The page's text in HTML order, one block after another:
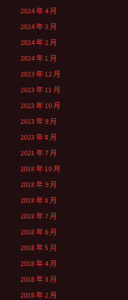
2024 年 4 月
2024 年 3 月
2024 年 2 月
2024 年 1 月
2023 年 12 月
2023 年 11 月
2023 年 10 月
2023 年 9 月
2023 年 8 月
2021 年 7 月
2018 年 10 月
2018 年 9 月
2018 年 8 月
2018 年 7 月
2018 年 6 月
2018 年 5 月
2018 年 4 月
2018 年 3 月
2018 年 2 月